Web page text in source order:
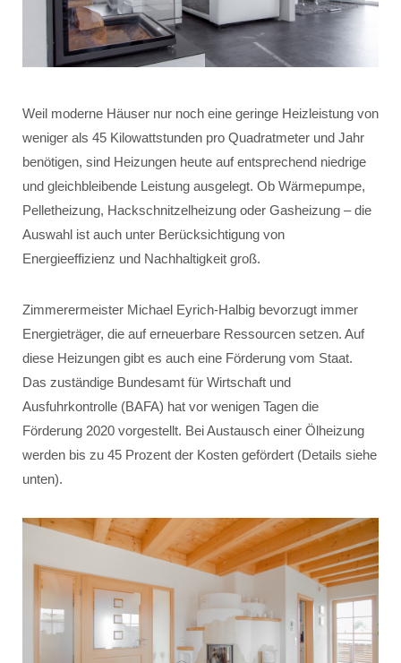
Weil moderne Häuser nur noch eine geringe Heizleistung von
weniger als 45 Kilowattstunden pro Quadratmeter und Jahr
benötigen, sind Heizungen heute auf entsprechend niedrige
und gleichbleibende Leistung ausgelegt. Ob Wärmepumpe,
Pelletheizung, Hackschnitzelheizung oder Gasheizung – die
Auswahl ist auch unter Berücksichtigung von
Energieeffizienz und Nachhaltigkeit groß.
Zimmerermeister Michael Eyrich-Halbig bevorzugt immer
Energieträger, die auf erneuerbare Ressourcen setzen. Auf
diese Heizungen gibt es auch eine Förderung vom Staat.
Das zuständige Bundesamt für Wirtschaft und
Ausfuhrkontrolle (BAFA) hat vor wenigen Tagen die
Förderung 2020 vorgestellt. Bei Austausch einer Ölheizung
werden bis zu 45 Prozent der Kosten gefördert (Details siehe
unten).